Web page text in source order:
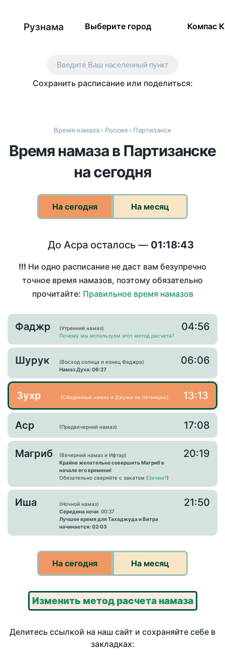
Рузнама Выберите город Компас
Введите Ваш населенный пункт
Сохранить расписание или поделиться:
Время намаза › Россия › Партизанск
Время намаза в Партизанске
на сегодня
На сегодня На месяц
До Асра осталось — 01:18:43
!!! Ни одно расписание не даст вам безупречно
точное время намазов, поэтому обязательно
прочитайте: Правильное время намазов
Фаджр
(Утренний намаз)
Почему мы используем этот метод расчета?
04:56
Шурук
(Восход солнца и конец Фаджра)
Намаз Духа: 06:27
06:06
Зухр (Обеденный намаз и Джума по пятницам) 13:13
Аср (Предвечерний намаз) 17:08
Магриб
(Вечерний намаз и Ифтар)
Крайне желательно совершить Магриб в
начале его времени!
Обязательно сверяйте с закатом (Зачем?)
20:19
Иша
(Ночной намаз)
Середина ночи: 00:37
Лучшее время для Тахаджуда и Витра
начинается: 02:03
21:50
На сегодня На месяц
Изменить метод расчета намаза
Делитесь ссылкой на наш сайт и сохраняйте себе в
закладках: